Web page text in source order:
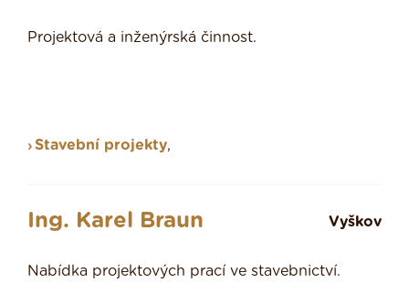
Projektová a inženýrská činnost.
Stavební projekty,
Ing. Karel Braun Vyškov
Nabídka projektových prací ve stavebnictví.